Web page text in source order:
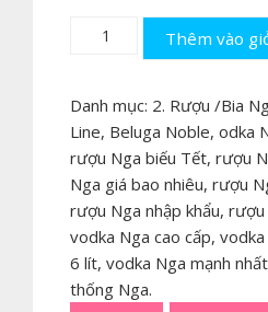
gốc
là:
Rượu
Transatlantic
Hương
vị
tự
hào
của
Thêm vào
Danh mục: 2. Rượu /Bia
Line, Beluga Noble, odka
rượu Nga biếu Tết, rượu
Nga giá bao nhiêu, rượu
rượu Nga nhập khẩu, rượu
vodka Nga cao cấp,
6 lít, vodka Nga mạnh nhất
thống Nga.